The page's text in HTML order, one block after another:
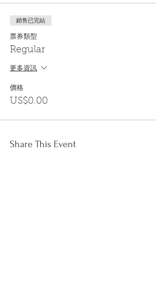
銷售已完結
票券類型
Regular
更多資訊
價格
US$0.00
Share This Event